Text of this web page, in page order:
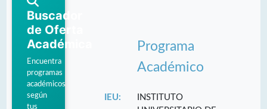
Buscador
de Oferta
Académica
Encuentra
programas
académicos
según
tus
Programa
Académico
IEU:
INSTITUTO